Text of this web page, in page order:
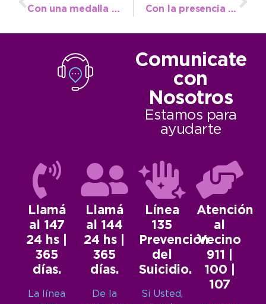
Con una medalla aportada por el arte culinario la cultura de Necochea brilló en los Bonaerenses Con la presencia estelar del “Tenor de todos los géneros” el Teatro Municipal se viste de gala para celebrar
Comunicate
con
Nosotros
Estamos para
ayudarte
Llamá
al 147
24 hs |
365
días.
La línea
Llamá
al 144
24 hs |
365
días.
De la
Línea
135
Prevención
del
Suicidio.
Si Usted,
Atención
al
Vecino
911 |
100 |
107